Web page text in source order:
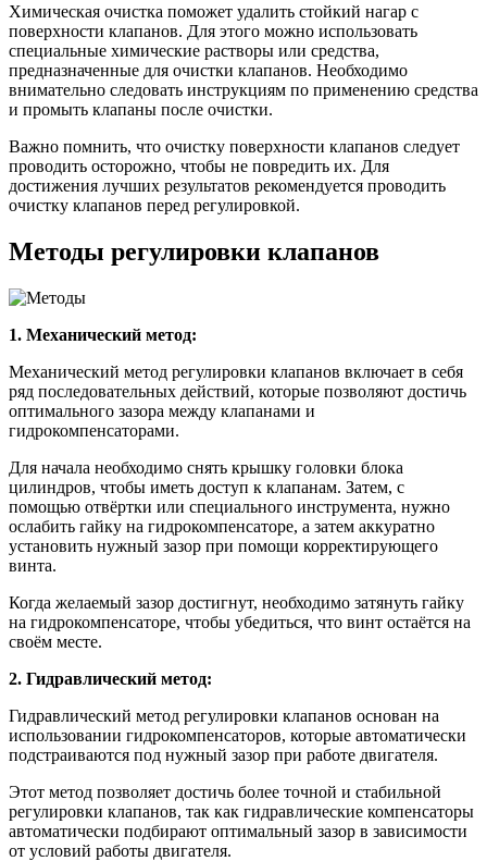
Химическая очистка поможет удалить стойкий нагар с
поверхности клапанов. Для этого можно использовать
специальные химические растворы или средства,
предназначенные для очистки клапанов. Необходимо
внимательно следовать инструкциям по применению средства
и промыть клапаны после очистки.
Важно помнить, что очистку поверхности клапанов следует
проводить осторожно, чтобы не повредить их. Для
достижения лучших результатов рекомендуется проводить
очистку клапанов перед регулировкой.
Методы регулировки клапанов
1. Механический метод:
Механический метод регулировки клапанов включает в себя
ряд последовательных действий, которые позволяют достичь
оптимального зазора между клапанами и
гидрокомпенсаторами.
Для начала необходимо снять крышку головки блока
цилиндров, чтобы иметь доступ к клапанам. Затем, с
помощью отвёртки или специального инструмента, нужно
ослабить гайку на гидрокомпенсаторе, а затем аккуратно
установить нужный зазор при помощи корректирующего
винта.
Когда желаемый зазор достигнут, необходимо затянуть гайку
на гидрокомпенсаторе, чтобы убедиться, что винт остаётся на
своём месте.
2. Гидравлический метод:
Гидравлический метод регулировки клапанов основан на
использовании гидрокомпенсаторов, которые автоматически
подстраиваются под нужный зазор при работе двигателя.
Этот метод позволяет достичь более точной и стабильной
регулировки клапанов, так как гидравлические компенсаторы
автоматически подбирают оптимальный зазор в зависимости
от условий работы двигателя.